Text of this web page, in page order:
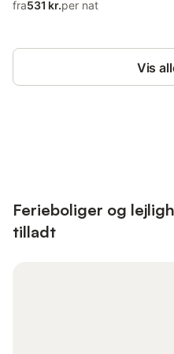
fra531 kr.per nat
Vis
Ferieboliger og
tilladt